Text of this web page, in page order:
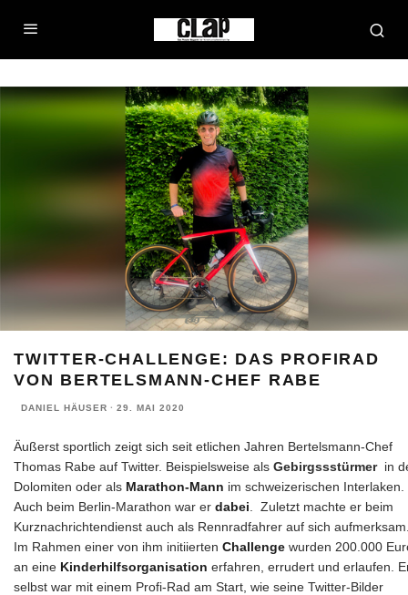
TWITTER-CHALLENGE: DAS PROFIRAD
VON BERTELSMANN-CHEF RABE
DANIEL HÄUSER · 29. MAI 2020
Äußerst sportlich zeigt sich seit etlichen Jahren Bertelsmann-Chef
Thomas Rabe auf Twitter. Beispielsweise als Gebirgssstürmer in
Dolomiten oder als Marathon-Mann im schweizerischen Interlaken.
Auch beim Berlin-Marathon war er dabei . Zuletzt machte er beim
Kurznachrichtendienst auch als Rennradfahrer auf sich
Im Rahmen einer von ihm initiierten Challenge wurden 200.000
an eine Kinderhilfsorganisation erfahren, errudert und erlaufen.
selbst war mit einem Profi-Rad am Start, wie seine Twitter-Bilder